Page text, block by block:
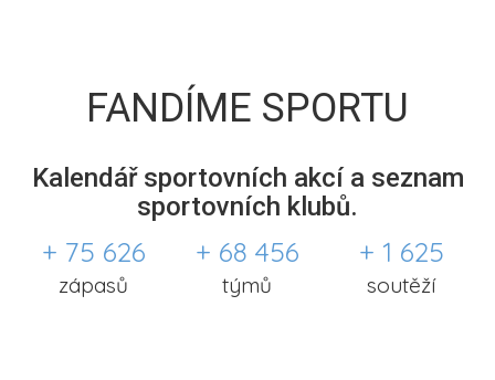
FANDÍME SPORTU
Kalendář sportovních akcí a seznam
sportovních klubů.
+ 75 626
zápasů
+ 68 456
týmů
+ 1 625
soutěží